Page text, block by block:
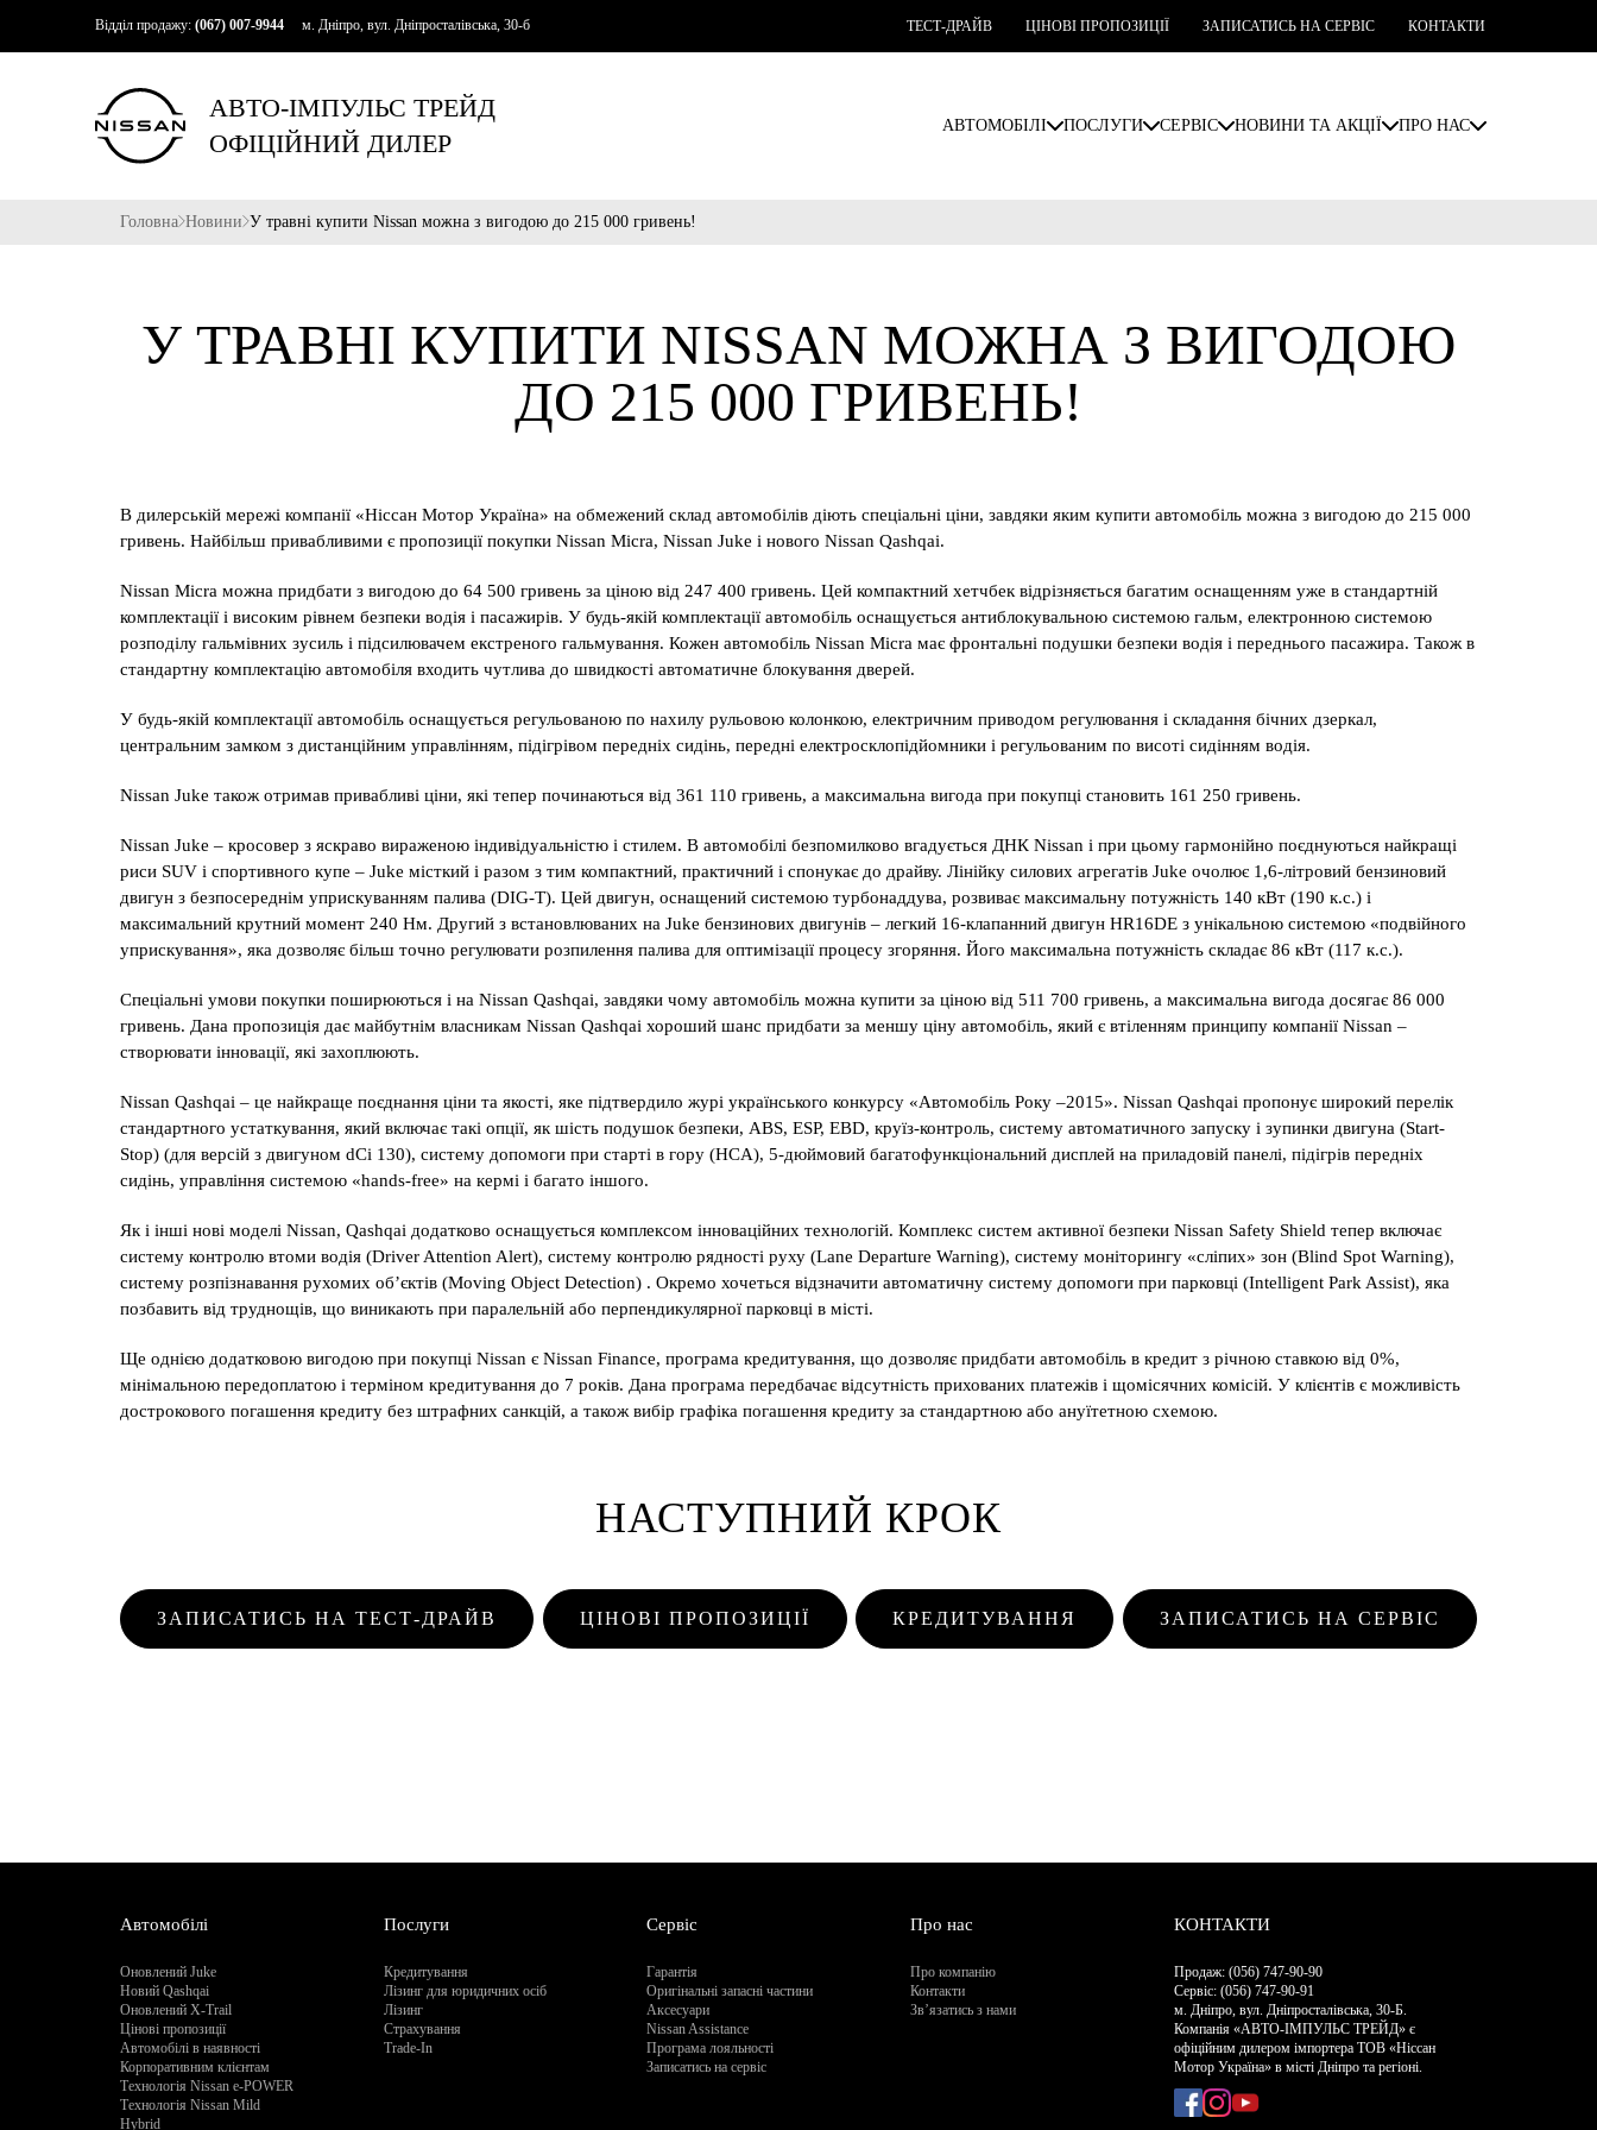
Відділ продажу: (067) 007-9944 м. Дніпро, вул. Дніпросталівська, 30-б ТЕСТ-ДРАЙВ ЦІНОВІ ПРОПОЗИЦІЇ ЗАПИСАТИСЬ НА СЕРВІС КОНТАКТИ
АВТО-ІМПУЛЬС ТРЕЙД
ОФІЦІЙНИЙ ДИЛЕР
АВТОМОБІЛІ ПОСЛУГИ СЕРВІС НОВИНИ ТА АКЦІЇ ПРО НАС
Головна Новини У травні купити Nissan можна з вигодою до 215 000 гривень!
У ТРАВНІ КУПИТИ NISSAN МОЖНА З ВИГОДОЮ
ДО 215 000 ГРИВЕНЬ!
В дилерській мережі компанії «Ніссан Мотор Україна» на обмежений склад автомобілів діють спеціальні ціни, завдяки яким купити автомобіль можна з вигодою до 215 000
гривень. Найбільш привабливими є пропозиції покупки Nissan Micra, Nissan Juke і нового Nissan Qashqai.
Nissan Micra можна придбати з вигодою до 64 500 гривень за ціною від 247 400 гривень. Цей компактний хетчбек відрізняється багатим оснащенням уже в стандартній
комплектації і високим рівнем безпеки водія і пасажирів. У будь-якій комплектації автомобіль оснащується антиблокувальною системою гальм, електронною системою
розподілу гальмівних зусиль і підсилювачем екстреного гальмування. Кожен автомобіль Nissan Micra має фронтальні подушки безпеки водія і переднього пасажира. Також в
стандартну комплектацію автомобіля входить чутлива до швидкості автоматичне блокування дверей.
У будь-якій комплектації автомобіль оснащується регульованою по нахилу рульовою колонкою, електричним приводом регулювання і складання бічних дзеркал,
центральним замком з дистанційним управлінням, підігрівом передніх сидінь, передні електросклопідйомники і регульованим по висоті сидінням водія.
Nissan Juke також отримав привабливі ціни, які тепер починаються від 361 110 гривень, а максимальна вигода при покупці становить 161 250 гривень.
Nissan Juke – кросовер з яскраво вираженою індивідуальністю і стилем. В автомобілі безпомилково вгадується ДНК Nissan і при цьому гармонійно поєднуються найкращі
риси SUV і спортивного купе – Juke місткий і разом з тим компактний, практичний і спонукає до драйву. Лінійку силових агрегатів Juke очолює 1,6-літровий бензиновий
двигун з безпосереднім уприскуванням палива (DIG-Т). Цей двигун, оснащений системою турбонаддува, розвиває максимальну потужність 140 кВт (190 к.с.) і
максимальний крутний момент 240 Нм. Другий з встановлюваних на Juke бензинових двигунів – легкий 16-клапанний двигун HR16DE з унікальною системою «подвійного
уприскування», яка дозволяє більш точно регулювати розпилення палива для оптимізації процесу згоряння. Його максимальна потужність складає 86 кВт (117 к.с.).
Спеціальні умови покупки поширюються і на Nissan Qashqai, завдяки чому автомобіль можна купити за ціною від 511 700 гривень, а максимальна вигода досягає 86 000
гривень. Дана пропозиція дає майбутнім власникам Nissan Qashqai хороший шанс придбати за меншу ціну автомобіль, який є втіленням принципу компанії Nissan –
створювати інновації, які захоплюють.
Nissan Qashqai – це найкраще поєднання ціни та якості, яке підтвердило журі українського конкурсу «Автомобіль Року –2015». Nissan Qashqai пропонує широкий перелік
стандартного устаткування, який включає такі опції, як шість подушок безпеки, ABS, ESP, EBD, круїз-контроль, систему автоматичного запуску і зупинки двигуна (Start-
Stop) (для версій з двигуном dCi 130), систему допомоги при старті в гору (HCA), 5-дюймовий багатофункціональний дисплей на приладовій панелі, підігрів передніх
сидінь, управління системою «hands-free» на кермі і багато іншого.
Як і інші нові моделі Nissan, Qashqai додатково оснащується комплексом інноваційних технологій. Комплекс систем активної безпеки Nissan Safety Shield тепер включає
систему контролю втоми водія (Driver Attention Alert), систему контролю рядності руху (Lane Departure Warning), систему моніторингу «сліпих» зон (Blind Spot Warning),
систему розпізнавання рухомих об’єктів (Moving Object Detection) . Окремо хочеться відзначити автоматичну систему допомоги при парковці (Intelligent Park Assist), яка
позбавить від труднощів, що виникають при паралельній або перпендикулярної парковці в місті.
Ще однією додатковою вигодою при покупці Nissan є Nissan Finance, програма кредитування, що дозволяє придбати автомобіль в кредит з річною ставкою від 0%,
мінімальною передоплатою і терміном кредитування до 7 років. Дана програма передбачає відсутність прихованих платежів і щомісячних комісій. У клієнтів є можливість
дострокового погашення кредиту без штрафних санкцій, а також вибір графіка погашення кредиту за стандартною або ануїтетною схемою.
НАСТУПНИЙ КРОК
ЗАПИСАТИСЬ НА ТЕСТ-ДРАЙВ ЦІНОВІ ПРОПОЗИЦІЇ КРЕДИТУВАННЯ ЗАПИСАТИСЬ НА СЕРВІС
Автомобілі
Оновлений Juke
Новий Qashqai
Оновлений X-Trail
Цінові пропозиції
Автомобілі в наявності
Корпоративним клієнтам
Технологія Nissan e-POWER
Технологія Nissan Mild
Hybrid
Послуги
Кредитування
Лізинг для юридичних осіб
Лізинг
Страхування
Trade-In
Сервіс
Гарантія
Оригінальні запасні частини
Аксесуари
Nissan Assistance
Програма лояльності
Записатись на сервіс
Про нас
Про компанію
Контакти
Зв’язатись з нами
КОНТАКТИ
Продаж: (056) 747-90-90
Сервіс: (056) 747-90-91
м. Дніпро, вул. Дніпросталівська, 30-Б.
Компанія «АВТО-ІМПУЛЬС ТРЕЙД» є
офіційним дилером імпортера ТОВ «Ніссан
Мотор Україна» в місті Дніпро та регіоні.